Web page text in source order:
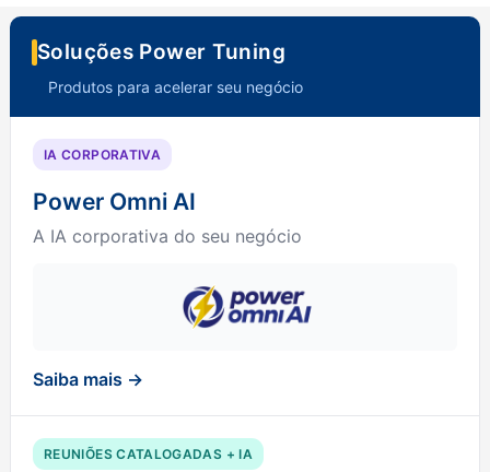
Soluções Power Tuning
Produtos para acelerar seu negócio
IA CORPORATIVA
Power Omni AI
A IA corporativa do seu negócio
Saiba mais →
REUNIÕES CATALOGADAS + IA